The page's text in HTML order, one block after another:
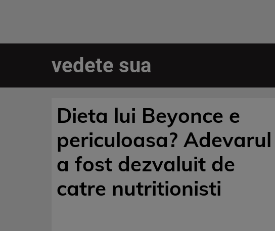
vedete sua
Dieta lui Beyonce e
periculoasa? Adevarul
a fost dezvaluit de
catre nutritionisti